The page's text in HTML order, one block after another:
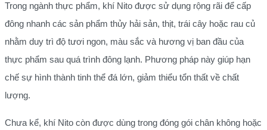
Trong ngành thực phẩm, khí Nito được sử dụng rộng rãi để cấp
đông nhanh các sản phẩm thủy hải sản, thịt, trái cây hoặc rau củ
nhằm duy trì độ tươi ngon, màu sắc và hương vị ban đầu của
thực phẩm sau quá trình đông lạnh. Phương pháp này giúp hạn
chế sự hình thành tinh thể đá lớn, giảm thiểu tổn thất về chất
lượng.
Chưa kể, khí Nito còn được dùng trong đóng gói chân không hoặc